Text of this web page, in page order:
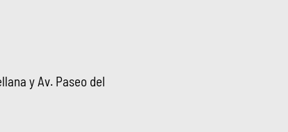
y Av. Paseo del